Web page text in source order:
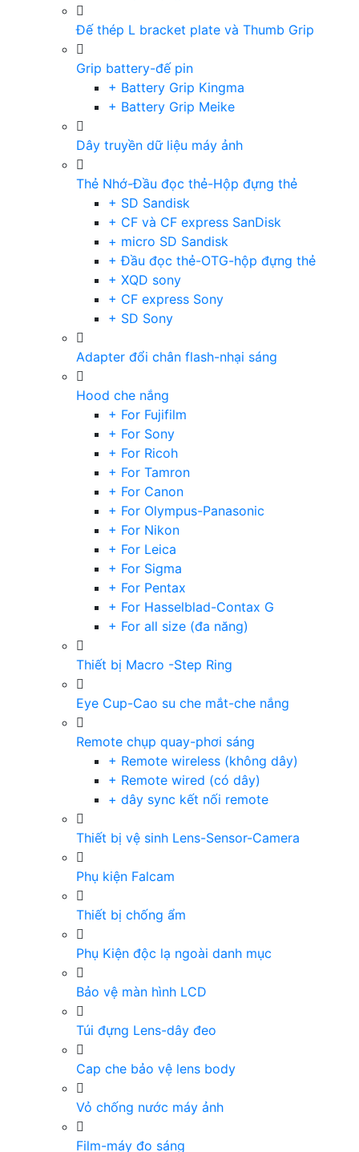
Đế thép L bracket plate và Thumb Grip
Grip battery-đế pin
+ Battery Grip Kingma
+ Battery Grip Meike
Dây truyền dữ liệu máy ảnh
Thẻ Nhớ-Đầu đọc thẻ-Hộp đựng thẻ
+ SD Sandisk
+ CF và CF express SanDisk
+ micro SD Sandisk
+ Đầu đọc thẻ-OTG-hộp đựng thẻ
+ XQD sony
+ CF express Sony
+ SD Sony
Adapter đổi chân flash-nhại sáng
Hood che nắng
+ For Fujifilm
+ For Sony
+ For Ricoh
+ For Tamron
+ For Canon
+ For Olympus-Panasonic
+ For Nikon
+ For Leica
+ For Sigma
+ For Pentax
+ For Hasselblad-Contax G
+ For all size (đa năng)
Thiết bị Macro -Step Ring
Eye Cup-Cao su che mắt-che nắng
Remote chụp quay-phơi sáng
+ Remote wireless (không dây)
+ Remote wired (có dây)
+ dây sync kết nối remote
Thiết bị vệ sinh Lens-Sensor-Camera
Phụ kiện Falcam
Thiết bị chống ẩm
Phụ Kiện độc lạ ngoài danh mục
Bảo vệ màn hình LCD
Túi đựng Lens-dây đeo
Cap che bảo vệ lens body
Vỏ chống nước máy ảnh
Film-máy đo sáng